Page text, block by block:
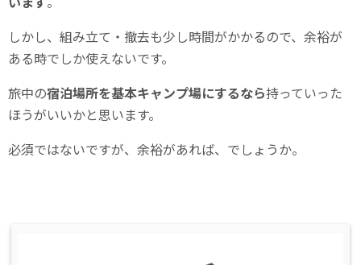
しかし、組み立て・撤去も少し時間がかかるので、余裕が
ある時でしか使えないです。
旅中の宿泊場所を基本キャンプ場にするなら持っていった
ほうがいいかと思います。
必須ではないですが、余裕があれば、でしょうか。